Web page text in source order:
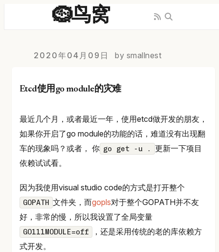
🪹鸟窝
2020年04月09日 by smallnest
Etcd使用go module的灾难
最近几个月，或者最近一年，使用etcd做开发的朋友，
如果你开启了go module的功能的话，难道没有出现翻
车的现象吗？或者， 你 go get -u .
更新一下项目
依赖试试看。
因为我使用visual studio code的方式是打开整个
GOPATH 文件夹，而gopls对于整个GOPATH并不友
好，非常的慢，所以我设置了全局变量
GO111MODULE=off
，还是采用传统的老的库依赖方
式开发。